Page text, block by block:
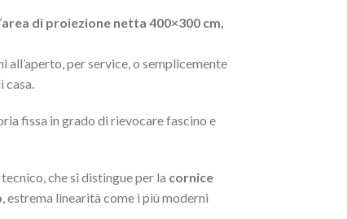
area di proiezione netta 400×300 cm,
all’aperto, per service, o semplicemente
casa.
fissa in grado di rievocare fascino e
che si distingue per la cornice
, estrema linearità come i più moderni